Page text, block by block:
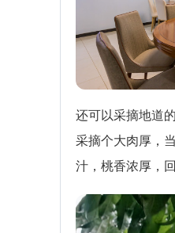
还可以采摘地道
采摘个大肉厚，
汁，桃香浓厚，回